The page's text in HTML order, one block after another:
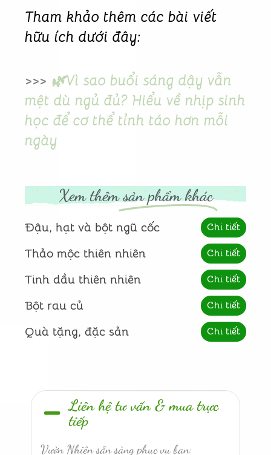
Tham khảo thêm các bài viết
hữu ích dưới đây:
>>> 🌿Vì sao buổi sáng dậy vẫn
mệt dù ngủ đủ? Hiểu về nhịp sinh
học để cơ thể tỉnh táo hơn mỗi
ngày
Xem thêm sản phẩm khác
Đậu, hạt và bột ngũ cốc Chi tiết
Thảo mộc thiên nhiên Chi tiết
Tinh dầu thiên nhiên Chi tiết
Bột rau củ Chi tiết
Quà tặng, đặc sản Chi tiết
Liên hệ tư vấn & mua trực
tiếp
Vườn Nhiên sẵn sàng phục vụ bạn: